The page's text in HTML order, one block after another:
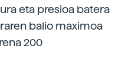
eta presioa batera
balio maximoa
200